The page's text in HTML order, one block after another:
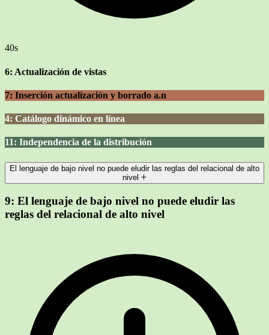
40s
6: Actualización de vistas
7: Inserción actualización y borrado a.n
4: Catálogo dinámico en línea
11: Independencia de la distribución
El lenguaje de bajo nivel no puede eludir las reglas del relacional de alto
nivel
9: El lenguaje de bajo nivel no puede eludir las
reglas del relacional de alto nivel